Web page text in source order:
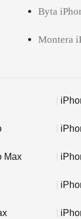
Byta
Montera
Max